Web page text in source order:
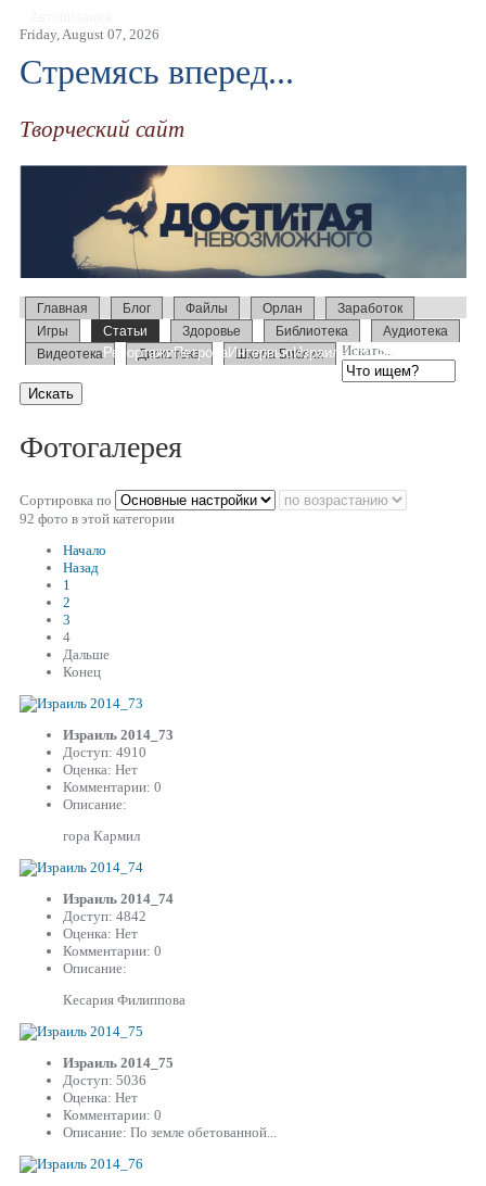
Friday, August 07, 2026
Стремясь вперед...
Творческий сайт
Главная Блог Файлы Орлан
Заработок
Игры
Статьи
РепортажиПетрова ИнтервьюИзраиль 2014Усыновление
Здоровье Библиотека
Аудиотека
Видеотека
Дискотека Школа Библии Искать...
Фотогалерея
Сортировка по
92 фото в этой категории
Начало
Назад
1
2
3
4
Дальше
Конец
Израиль 2014_73
Доступ: 4910
Оценка: Нет
Комментарии: 0
Описание:
гора Кармил
Израиль 2014_74
Доступ: 4842
Оценка: Нет
Комментарии: 0
Описание:
Кесария Филиппова
Израиль 2014_75
Доступ: 5036
Оценка: Нет
Комментарии: 0
Описание: По земле обетованной...